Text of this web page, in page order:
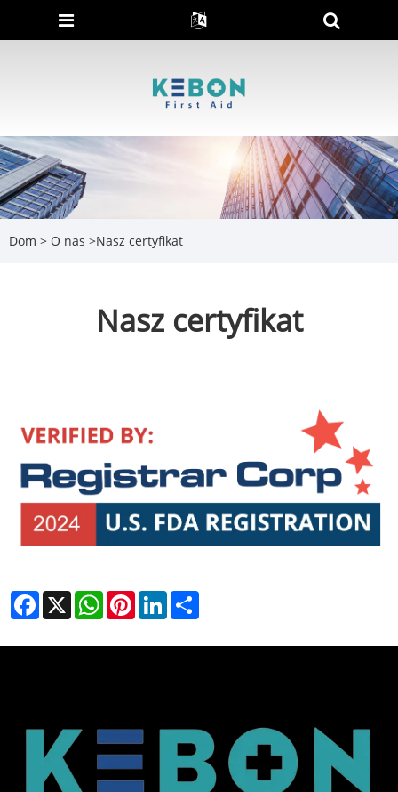
Dom > O nas >Nasz certyfikat
Nasz certyfikat
Facebook
X WhatsAppPinterestLinkedIn